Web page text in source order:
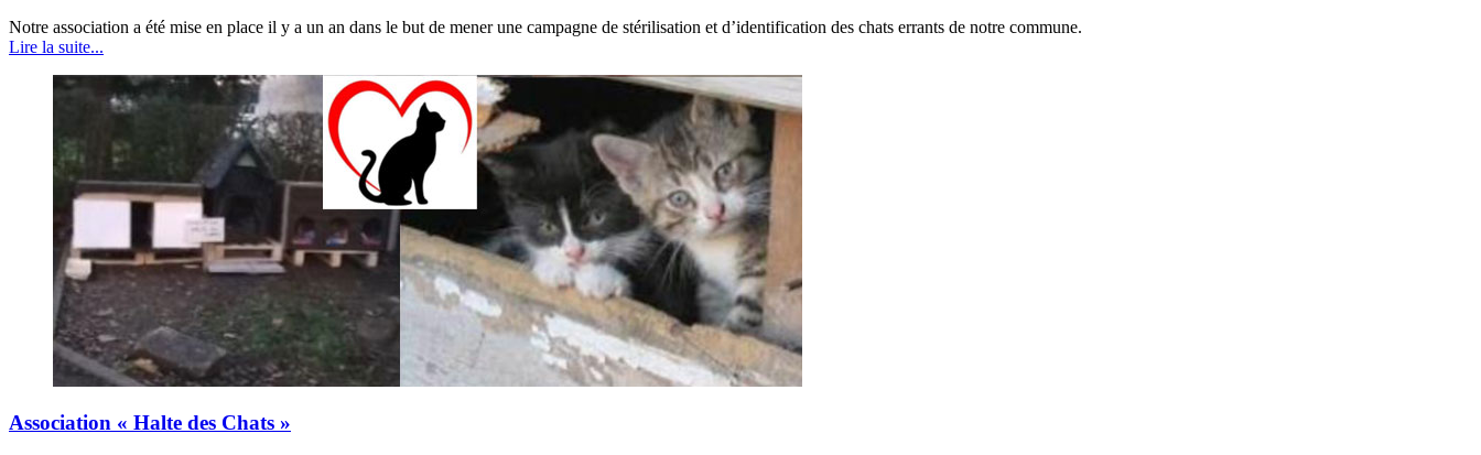
Notre association a été mise en place il y a un an dans le but de mener une campagne de stérilisation et d’identification des chats errants de notre commune.
Lire la suite...
Association « Halte des Chats »